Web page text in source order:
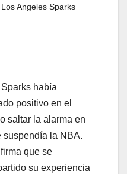
Los Angeles Sparks
había
positivo en el
saltar la alarma en
suspendía la NBA.
que se
su experiencia